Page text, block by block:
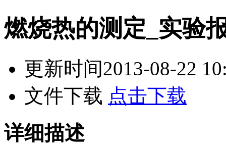
燃烧热的测定_实验
更新时间2013-08-22
文件下载 点击下载
详细描述